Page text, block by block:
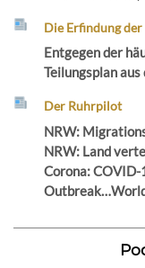
Die Erfindung
Entgegen der
Teilungsplan
Der Ruhrpilot
NRW:
NRW: Land
Corona: